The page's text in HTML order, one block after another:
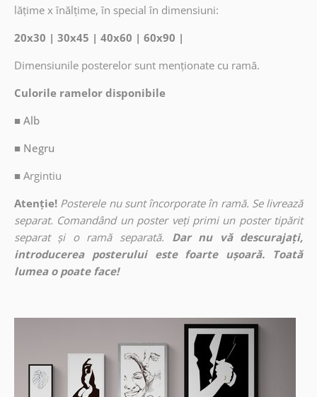
lățime x înălțime, în special în dimensiuni:
20x30 | 30x45 | 40x60 | 60x90 |
Dimensiunile posterelor sunt menționate cu ramă.
Culorile ramelor disponibile
■ Alb
■ Negru
■ Argintiu
Atenție! Posterele nu sunt încorporate în ramă. Se livrează
separat. Comandând un poster veți primi un poster tipărit
separat și o ramă separată.
Dar nu vă descurajați,
introducerea posterului este foarte ușoară. Toată
lumea o poate face!